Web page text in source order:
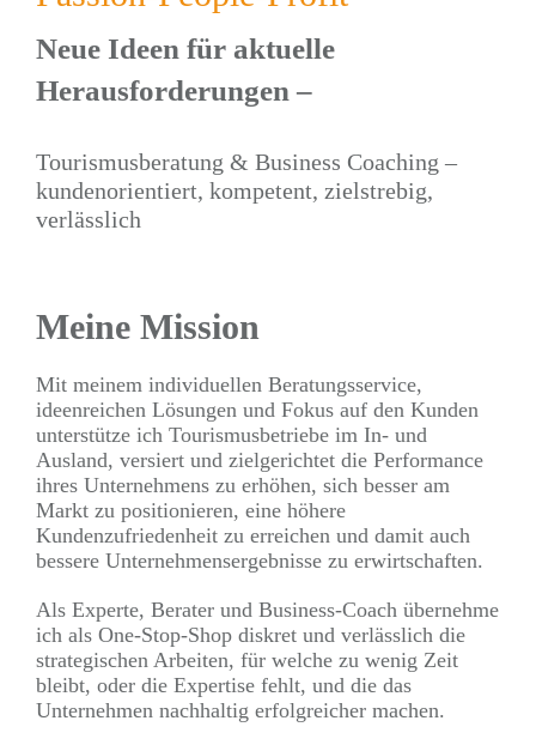
Neue Ideen für aktuelle
Herausforderungen –
Tourismusberatung & Business Coaching –
kundenorientiert, kompetent, zielstrebig,
verlässlich
Meine Mission
Mit meinem individuellen Beratungsservice,
ideenreichen Lösungen und Fokus auf den Kunden
unterstütze ich Tourismusbetriebe im In- und
Ausland, versiert und zielgerichtet die Performance
ihres Unternehmens zu erhöhen, sich besser am
Markt zu positionieren, eine höhere
Kundenzufriedenheit zu erreichen und damit auch
bessere Unternehmensergebnisse zu erwirtschaften.
Als Experte, Berater und Business-Coach übernehme
ich als One-Stop-Shop diskret und verlässlich die
strategischen Arbeiten, für welche zu wenig Zeit
bleibt, oder die Expertise fehlt, und die das
Unternehmen nachhaltig erfolgreicher machen.